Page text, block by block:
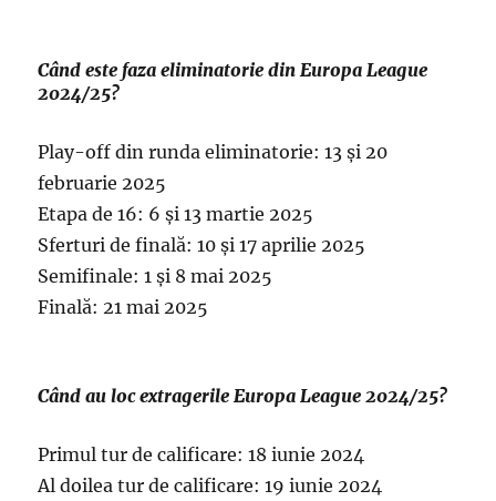
Când este faza eliminatorie din Europa League
2024/25?
Play-off din runda eliminatorie: 13 și 20
februarie 2025
Etapa de 16: 6 și 13 martie 2025
Sferturi de finală: 10 și 17 aprilie 2025
Semifinale: 1 și 8 mai 2025
Finală: 21 mai 2025
Când au loc extragerile Europa League 2024/25?
Primul tur de calificare: 18 iunie 2024
Al doilea tur de calificare: 19 iunie 2024